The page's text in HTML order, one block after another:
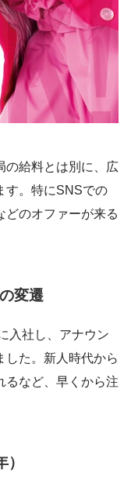
の給料とは別に、広
す。特にSNSでの
どのオファーが来る
変遷
入社し、アナウン
した。新人時代から
るなど、早くから注